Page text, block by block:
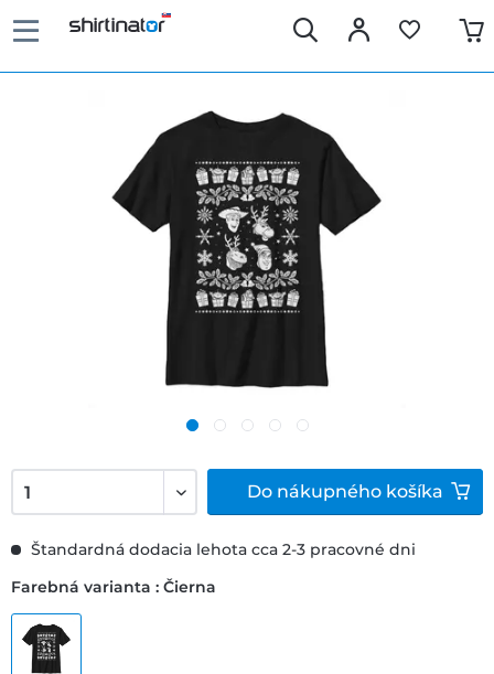
Štandardná dodacia lehota cca 2-3 pracovné dni
Farebná varianta : Čierna
Do nákupného košíka